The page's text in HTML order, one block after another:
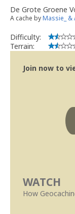
De Grote Groene
A cache byMassie_ &
Difficulty:
Terrain:
Join now to
WATCH
How